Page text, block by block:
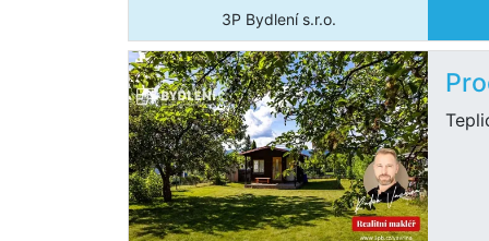
3P Bydlení s.r.o.